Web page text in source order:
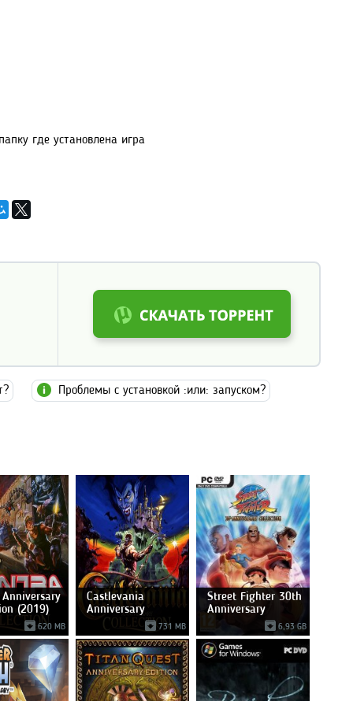
где установлена игра
Проблемы с установкой :или: запуском?
(2019)
620 MB
Castlevania
Anniversary
Collection
731 MB
Street Fighter 30th
Anniversary
6,93 GB